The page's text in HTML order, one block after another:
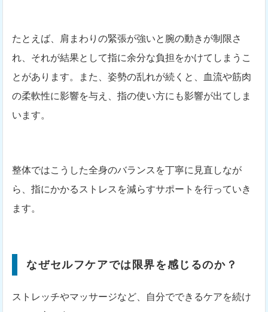
たとえば、肩まわりの緊張が強いと腕の動きが制限さ
れ、それが結果として指に余分な負担をかけてしまうこ
とがあります。また、姿勢の乱れが続くと、血流や筋肉
の柔軟性に影響を与え、指の使い方にも影響が出てしま
います。
整体ではこうした全身のバランスを丁寧に見直しなが
ら、指にかかるストレスを減らすサポートを行っていき
ます。
なぜセルフケアでは限界を感じるのか？
ストレッチやマッサージなど、自分でできるケアを続け